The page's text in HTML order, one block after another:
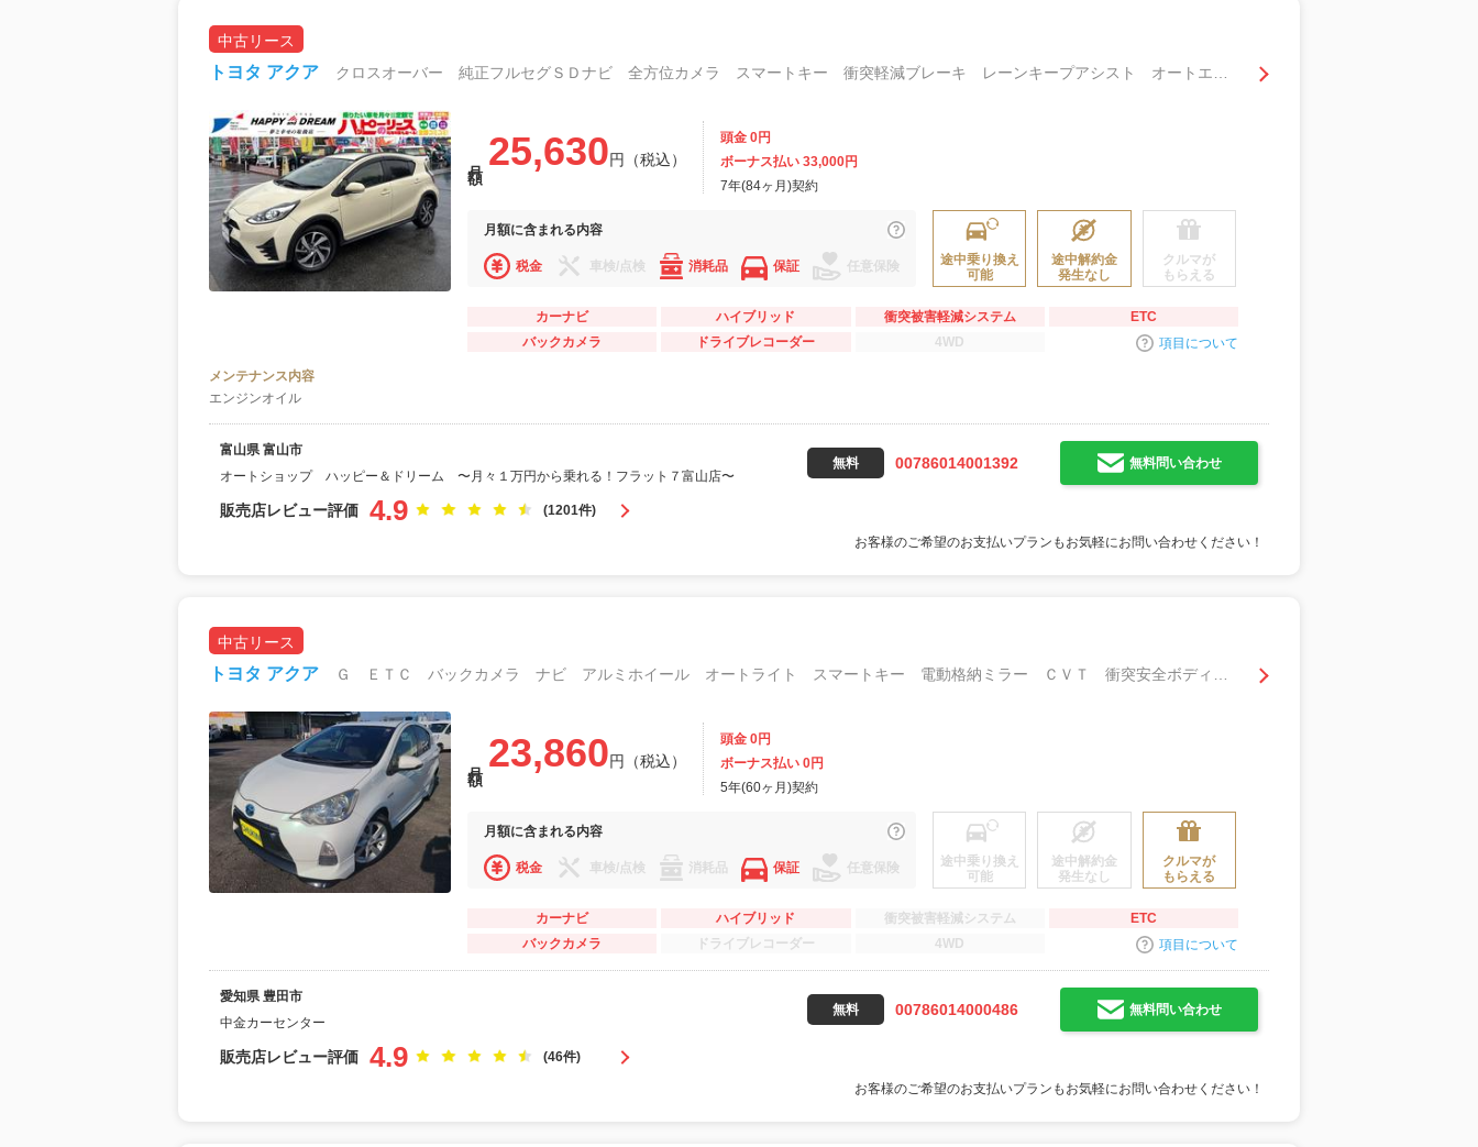
中古リース
トヨタ アクア
25,630円（税込）
頭金 0円
ボーナス払い 33,000円
7年(84ヶ月)契約
月額に含まれる内容
税金 車検/点検 消耗品 保証 任意保険
途中乗り換え
可能
途中解約金
発生なし
クルマが
もらえる
カーナビ ハイブリッド 衝突被害軽減システム
ETC
バックカメラ
ドライブレコーダー 4WD 項目について
メンテナンス内容
エンジンオイル
富山県 富山市
オートショップ ハッピー＆ドリーム 〜月々１万円から乗れる！フラット７富山店〜
無料 00786014001392 無料問い合わせ
販売店レビュー評価 4.9 (1201件)
お客様のご希望のお支払いプランもお気軽にお問い合わせください！
中古リース
トヨタ アクア
23,860円（税込）
頭金 0円
ボーナス払い 0円
5年(60ヶ月)契約
月額に含まれる内容
税金 車検/点検 消耗品 保証 任意保険
途中乗り換え
可能
途中解約金
発生なし
クルマが
もらえる
カーナビ ハイブリッド 衝突被害軽減システム
ETC
バックカメラ
ドライブレコーダー 4WD 項目について
愛知県 豊田市
中金カーセンター
無料 00786014000486 無料問い合わせ
販売店レビュー評価 4.9 (46件)
お客様のご希望のお支払いプランもお気軽にお問い合わせください！